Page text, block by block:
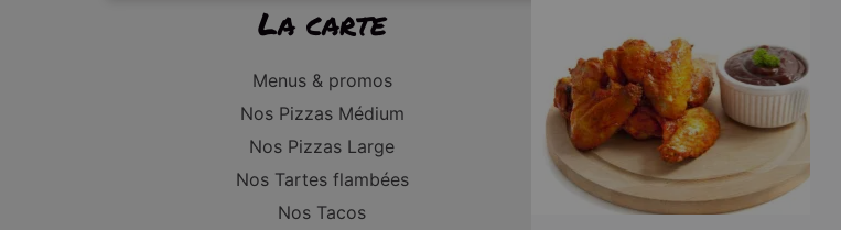
La carte
Menus & promos
Nos Pizzas Médium
Nos Pizzas Large
Nos Tartes flambées
Nos Tacos